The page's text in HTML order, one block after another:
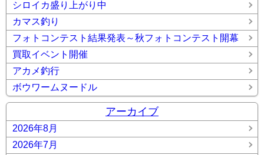
シロイカ盛り上がり中
カマス釣り
フォトコンテスト結果発表～秋フォトコンテスト開幕
買取イベント開催
アカメ釣行
ボウワームヌードル
アーカイブ
2026年8月
2026年7月